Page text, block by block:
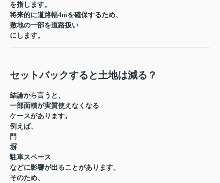
を指します。
将来的に道路幅4mを確保するため、
敷地の一部を道路扱い
にします。
セットバックすると土地は減る？
結論から言うと、
一部面積が実質使えなくなる
ケースがあります。
例えば、
門
塀
駐車スペース
などに影響が出ることがあります。
そのため、